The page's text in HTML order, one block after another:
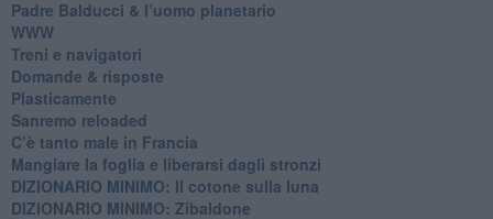
Padre Balducci & l’uomo planetario
WWW
​Treni e navigatori
​Domande & risposte
​Plasticamente
Sanremo reloaded
C’è tanto male in Francia
​Mangiare la foglia e liberarsi dagli stronzi
DIZIONARIO MINIMO: Il cotone sulla luna
DIZIONARIO MINIMO: Zibaldone